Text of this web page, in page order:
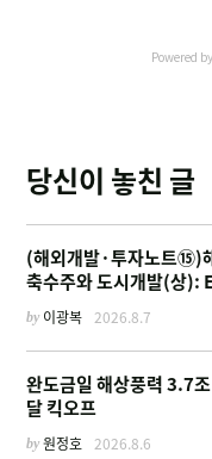
Powered by
당신이 놓친 글
(해외개발·투자노트⑮)
축수주와 도시개발(상):
부터 계열사 진출 위한 복
까지
by 이광복 2026.8.7
완도금일 해상풍력 3.7
달 킥오프
by원정호 2026.8.6